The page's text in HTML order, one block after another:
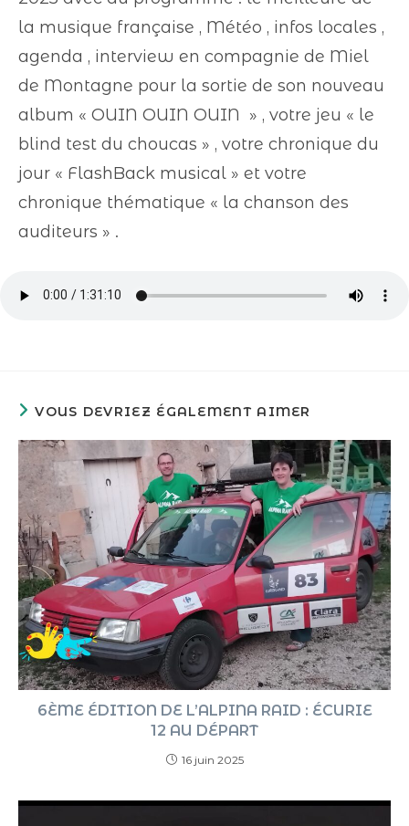
la musique française , Météo , infos locales ,
agenda , interview en compagnie de Miel
de Montagne pour la sortie de son nouveau
album « OUIN OUIN OUIN » , votre jeu « le
blind test du choucas » , votre chronique du
jour « FlashBack musical » et votre
chronique thématique « la chanson des
auditeurs » .
VOUS DEVRIEZ ÉGALEMENT AIMER
6ÈME ÉDITION DE L’ALPINA RAID : ÉCURIE
12 AU DÉPART
16 juin 2025